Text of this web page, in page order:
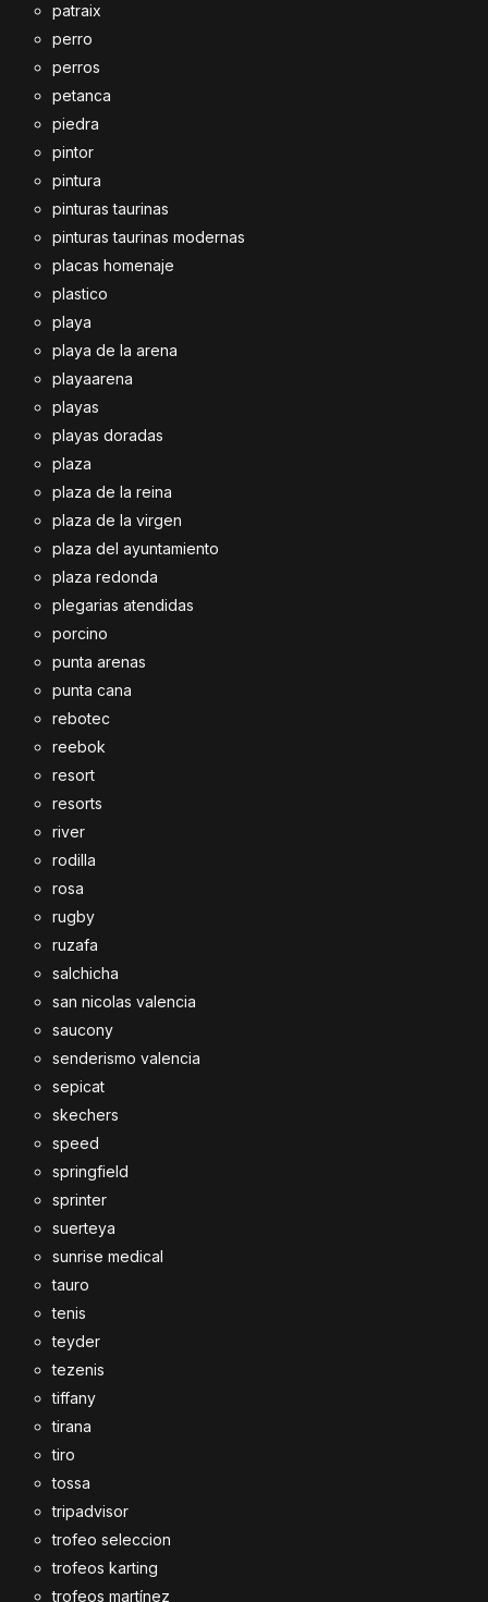
patraix
perro
perros
petanca
piedra
pintor
pintura
pinturas taurinas
pinturas taurinas modernas
placas homenaje
plastico
playa
playa de la arena
playaarena
playas
playas doradas
plaza
plaza de la reina
plaza de la virgen
plaza del ayuntamiento
plaza redonda
plegarias atendidas
porcino
punta arenas
punta cana
rebotec
reebok
resort
resorts
river
rodilla
rosa
rugby
ruzafa
salchicha
san nicolas valencia
saucony
senderismo valencia
sepicat
skechers
speed
springfield
sprinter
suerteya
sunrise medical
tauro
tenis
teyder
tezenis
tiffany
tirana
tiro
tossa
tripadvisor
trofeo seleccion
trofeos karting
trofeos martínez